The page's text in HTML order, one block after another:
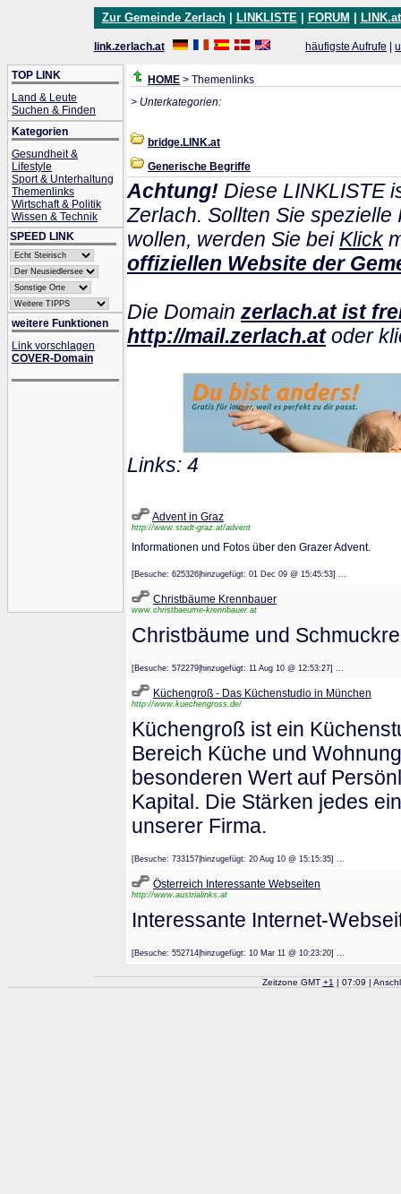
Zur Gemeinde Zerlach LINKLISTE FORUM LINK.at
link.zerlach.at häufigste Aufrufe
TOP LINK
Land & Leute
Suchen & Finden
Kategorien
Gesundheit &
Lifestyle
Sport & Unterhaltung
Themenlinks
Wirtschaft & Politik
Wissen & Technik
SPEED LINK
weitere Funktionen
Link vorschlagen
COVER-Domain
HOME > Themenlinks
> Unterkategorien:
bridge.LINK.at
Generische Begriffe
Achtung! Diese LINKLISTE
Zerlach. Sollten Sie
wollen, werden Sie bei Klick
offiziellen Website der
Die Domain zerlach.at ist
http://mail.zerlach.atoder
Links: 4
Advent in Graz
http://www.stadt-graz.at/advent
Informationen und Fotos über den Grazer Advent.
[Besuche: 625326|hinzugefügt: 01 Dec 09 @ 15:45:53] ...
Christbäume Krennbauer
www.christbaeume-krennbauer.at
Christbäume und
[Besuche: 572279|hinzugefügt: 11 Aug 10 @ 12:53:27] ...
Küchengroß - Das Küchenstudio in München
http://www.kuechengross.de/
Küchengroß ist ein
Bereich Küche und
besonderen Wert auf
Kapital. Die Stärken jedes
unserer Firma.
[Besuche: 733157|hinzugefügt: 20 Aug 10 @ 15:15:35] ...
Österreich Interessante Webseiten
http://www.austrialinks.at
Interessante Internet-
[Besuche: 552714|hinzugefügt: 10 Mar 11 @ 10:23:20] ...
Zeitzone GMT +1 | 07:09 |